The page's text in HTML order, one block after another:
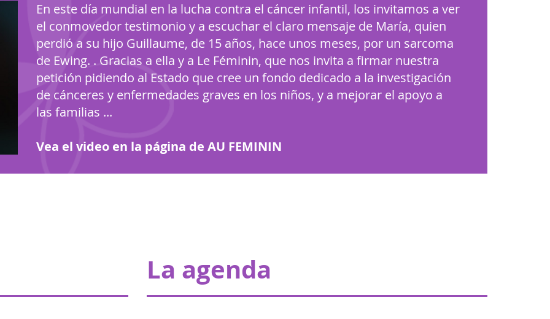
En este día mundial en la lucha contra el cáncer infantil, los invitamos a ver
el conmovedor testimonio y a escuchar el claro mensaje de María, quien
perdió a su hijo Guillaume, de 15 años, hace unos meses, por un sarcoma
de Ewing. . Gracias a ella y a Le Féminin, que nos invita a firmar nuestra
petición pidiendo al Estado que cree un fondo dedicado a la investigación
de cánceres y enfermedades graves en los niños, y a mejorar el apoyo a
las familias ...
Vea el video en la página de AU FEMININ
La agenda